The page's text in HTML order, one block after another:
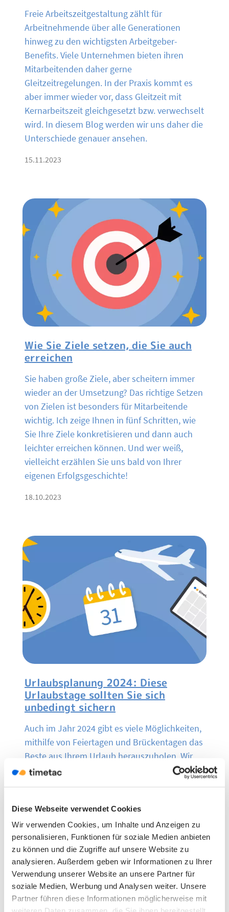
Diese Webseite verwendet Cookies
Wir verwenden Cookies, um Inhalte und Anzeigen zu
personalisieren, Funktionen für soziale Medien anbieten
zu können und die Zugriffe auf unsere Website zu
analysieren. Außerdem geben wir Informationen zu Ihrer
Verwendung unserer Website an unsere Partner für
soziale Medien, Werbung und Analysen weiter. Unsere
Partner führen diese Informationen möglicherweise mit
Freie Arbeitszeitgestaltung zählt für
Arbeitnehmende über alle Generationen
hinweg zu den wichtigsten Arbeitgeber-
Benefits. Viele Unternehmen bieten ihren
Mitarbeitenden daher gerne
Gleitzeitregelungen. In der Praxis kommt es
aber immer wieder vor, dass Gleitzeit mit
Kernarbeitszeit gleichgesetzt bzw. verwechselt
wird. In diesem Blog werden wir uns daher die
Unterschiede genauer ansehen.
15.11.2023
Wie Sie Ziele setzen, die Sie auch
erreichen
Sie haben große Ziele, aber scheitern immer
wieder an der Umsetzung? Das richtige Setzen
von Zielen ist besonders für Mitarbeitende
wichtig. Ich zeige Ihnen in fünf Schritten, wie
Sie Ihre Ziele konkretisieren und dann auch
leichter erreichen können. Und wer weiß,
vielleicht erzählen Sie uns bald von Ihrer
eigenen Erfolgsgeschichte!
18.10.2023
Urlaubsplanung 2024: Diese
Urlaubstage sollten Sie sich
unbedingt sichern
Auch im Jahr 2024 gibt es viele Möglichkeiten,
mithilfe von Feiertagen und Brückentagen das
Beste aus Ihrem Urlaub herauszuholen. Wir
helfen Ihnen dabei, die perfekte Planung zu
clever plant, kann sich über eine Menge
zusätzlicher Freizeit freuen!
25.09.2023